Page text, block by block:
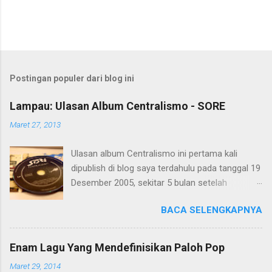
Postingan populer dari blog ini
Lampau: Ulasan Album Centralismo - SORE
Maret 27, 2013
Ulasan album Centralismo ini pertama kali
dipublish di blog saya terdahulu pada tanggal 19
Desember 2005, sekitar 5 bulan setelah
Saya muat kembali di blog ini dalam rangka
menyambut album The Best of SORE yang akan
dirilis 5Mei 2013 nanti.
foto oleh Meidhan Fidella
BACA SELENGKAPNYA
Enam Lagu Yang Mendefinisikan Paloh Pop
Maret 29, 2014